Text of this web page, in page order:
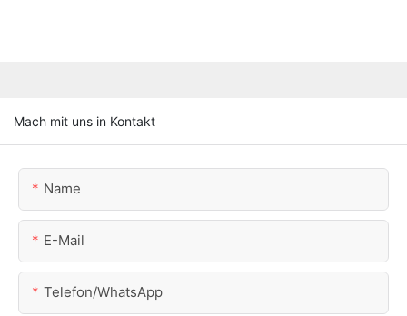
Mach mit uns in Kontakt
Name
E-Mail
Telefon/WhatsApp